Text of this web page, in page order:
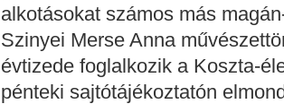
alkotásokat számos más
Szinyei Merse Anna
évtizede foglalkozik a Koszta-
pénteki sajtótájékoztatón